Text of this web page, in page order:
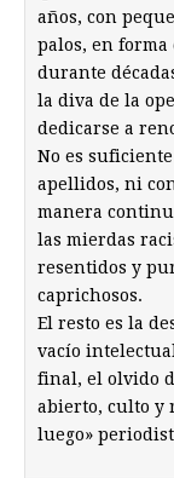
años, con
palos, en forma
durante
la diva de la
dedicarse a
No es
apellidos, ni
manera
las mierdas
resentidos y
caprichosos.
El resto es la
vacío
final, el olvido
abierto, culto y
luego»